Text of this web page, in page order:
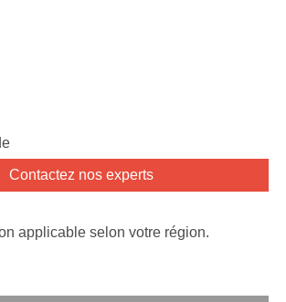
Contactez nos experts
applicable selon votre région.